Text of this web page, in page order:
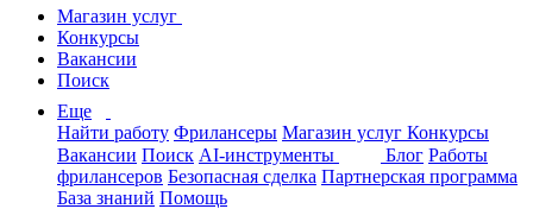
Магазин услуг
Конкурсы
Вакансии
Поиск
Еще
Найти работу Фрилансеры Магазин услуг Конкурсы
Вакансии Поиск AI-инструменты Блог Работы
фрилансеров Безопасная сделка Партнерская программа
База знаний Помощь